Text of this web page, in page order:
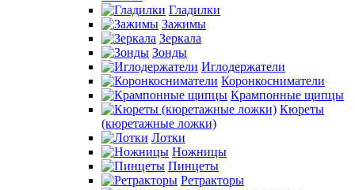
Гладилки
Зажимы
Зеркала
Зонды
Иглодержатели
Коронкосниматели
Крампонные щипцы
Кюреты
(кюретажные ложки)
Лотки
Ножницы
Пинцеты
Ретракторы